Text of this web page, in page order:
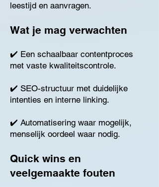
leestijd en aanvragen.
Wat je mag verwachten
✔️ Een schaalbaar contentproces
met vaste kwaliteitscontrole.
✔️ SEO-structuur met duidelijke
intenties en interne linking.
✔️ Automatisering waar mogelijk,
menselijk oordeel waar nodig.
Quick wins en
veelgemaakte fouten